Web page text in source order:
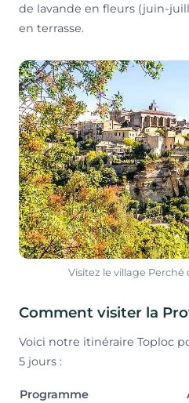
de lavande en fleurs (juin-
en terrasse.
Visitez le village Perché
Comment visiter la
Voici notre itinéraire Toploc
5 jours :
Programme